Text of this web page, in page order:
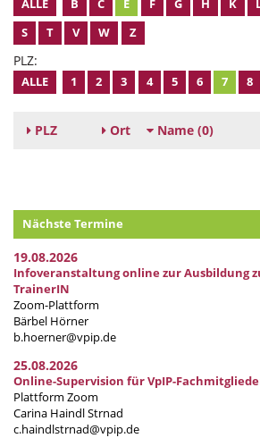
ALLE B C E F G H K
S
T V W Z
PLZ:
ALLE 1 2 3 4 5 6 7 8
PLZ Ort Name (0)
Nächste Termine
19.08.2026
Infoveranstaltung online zur Ausbildung
TrainerIN
Zoom-Plattform
Bärbel Hörner
b.hoerner@vpip.de
25.08.2026
Online-Supervision für VpIP-
Plattform Zoom
Carina Haindl Strnad
c.haindlstrnad@vpip.de